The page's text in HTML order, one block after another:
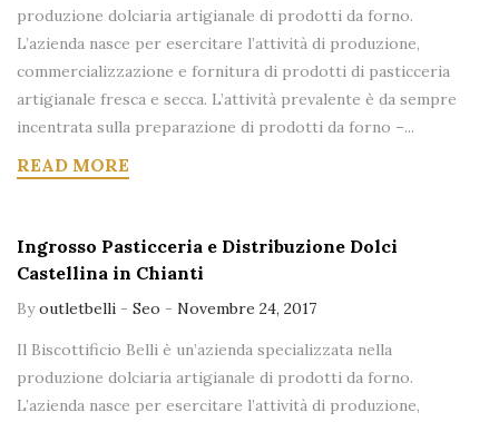
produzione dolciaria artigianale di prodotti da forno.
L’azienda nasce per esercitare l’attività di produzione,
commercializzazione e fornitura di prodotti di pasticceria
artigianale fresca e secca. L’attività prevalente è da sempre
incentrata sulla preparazione di prodotti da forno –...
READ MORE
Ingrosso Pasticceria e Distribuzione Dolci
Castellina in Chianti
Byoutletbelli - Seo - Novembre 24, 2017
Il Biscottificio Belli è un’azienda specializzata nella
produzione dolciaria artigianale di prodotti da forno.
L’azienda nasce per esercitare l’attività di produzione,